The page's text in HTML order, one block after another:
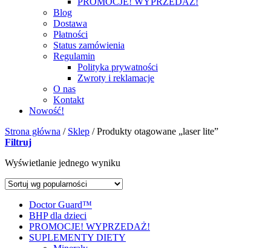
Blog
Dostawa
Płatności
Status zamówienia
Regulamin
Polityka prywatności
Zwroty i reklamacje
O nas
Kontakt
Nowość!
Strona główna / Sklep /Produkty otagowane „laser lite”
Filtruj
Wyświetlanie jednego wyniku
Doctor Guard™
BHP dla dzieci
PROMOCJE! WYPRZEDAŻ!
SUPLEMENTY DIETY